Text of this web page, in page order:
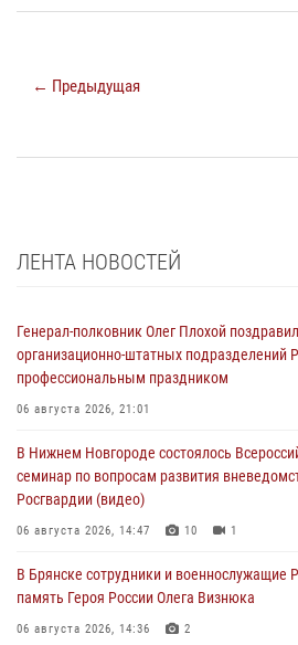
← Предыдущая
ЛЕНТА НОВОСТЕЙ
Генерал-полковник Олег Плохой
организационно-штатных подразделений
профессиональным праздником
06 августа 2026, 21:01
В Нижнем Новгороде состоялось
семинар по вопросам развития
Росгвардии (видео)
06 августа 2026, 14:47 10 1
В Брянске сотрудники и военнослужащие
память Героя России Олега Визнюка
06 августа 2026, 14:36 2